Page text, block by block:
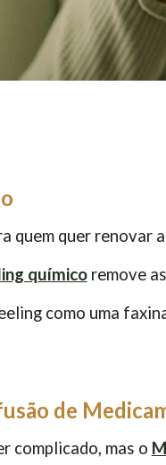
quem quer renovar
químicoremove
como uma
de
complicado, mas o